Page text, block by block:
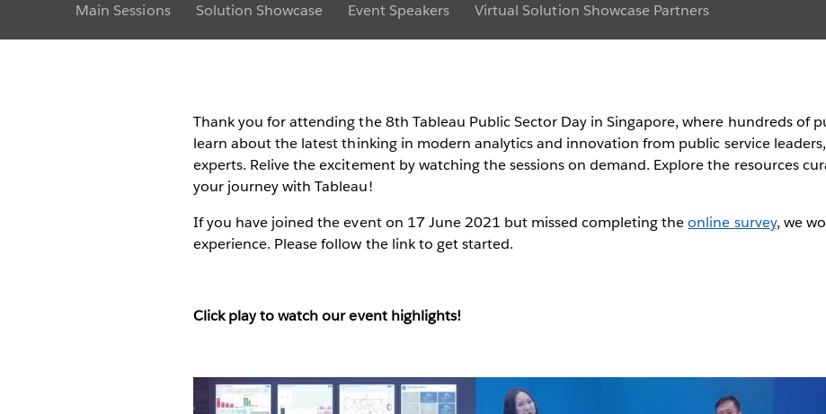
Main Sessions Solution Showcase Event Speakers Virtual Solution Showcase Partners
Thank you for attending the 8th Tableau Public Sector Day in Singapore, where hundreds of
learn about the latest thinking in modern analytics and innovation from public service
experts. Relive the excitement by watching the sessions on demand. Explore the resources
your journey with Tableau!
If you have joined the event on 17 June 2021 but missed completing theonline survey, we
experience. Please follow the link to get started.
Click play to watch our event highlights!